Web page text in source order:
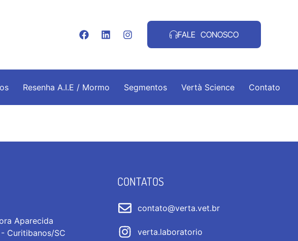
FALE CONOSCO
Resenha A.I.E / Mormo Segmentos Vertà Science Contato
Aparecida
Curitibanos/SC
CONTATOS
contato@verta.vet.br
verta.laboratorio